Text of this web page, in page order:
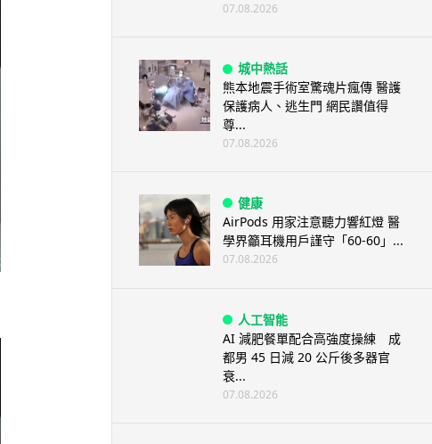
07.08.2026
城中熱話
熊本地震手術室驚魂片瘋傳 醫護
保護病人、逃生門 網民讚值得
尊...
07.08.2026
健康
AirPods 用家注意聽力響紅燈 醫
學界籲耳機用戶謹守「60-60」...
07.08.2026
人工智能
AI 減肥餐單配合高強度操練 成
都男 45 日減 20 公斤後多器官
衰...
07.08.2026